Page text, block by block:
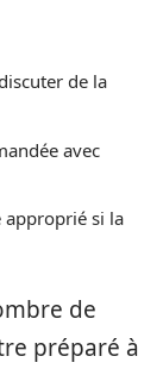
de la
avec
approprié si la
de
préparé à